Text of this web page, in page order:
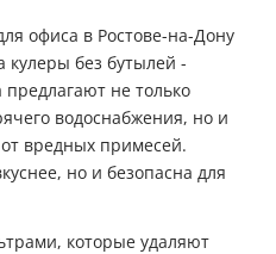
офиса в Ростове-на-Дону
кулеры без бутылей -
не только
водоснабжения, но и
вредных примесей.
но и безопасна для
которые удаляют